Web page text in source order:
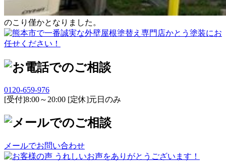
のこり僅かとなりました。
0120-659-976
[受付]8:00～20:00 [定休]元日のみ
メールでお問い合わせ